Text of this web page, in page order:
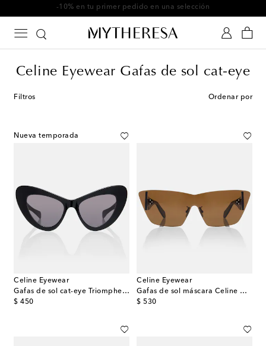
-10% en tu primer pedido en una selección
Celine Eyewear Gafas de sol cat-eye
Filtros Ordenar por
Nueva temporada
Celine Eyewear
Gafas de sol cat-eye Triomphe Mini
$ 450
original price
Celine Eyewear
Gafas de sol máscara Celine Défilé
$ 530
original price